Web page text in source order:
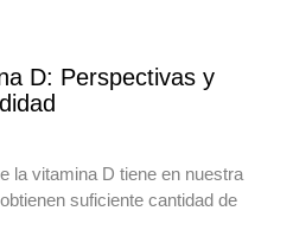
D: Perspectivas y
la vitamina D tiene en nuestra
suficiente cantidad de